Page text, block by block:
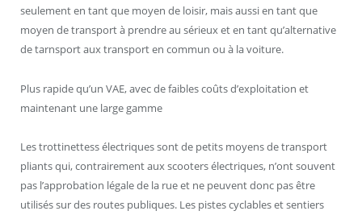
seulement en tant que moyen de loisir, mais aussi en tant que
moyen de transport à prendre au sérieux et en tant qu’alternative
de tarnsport aux transport en commun ou à la voiture.
Plus rapide qu’un VAE, avec de faibles coûts d’exploitation et
maintenant une large gamme
Les trottinettess électriques sont de petits moyens de transport
pliants qui, contrairement aux scooters électriques, n’ont souvent
pas l’approbation légale de la rue et ne peuvent donc pas être
utilisés sur des routes publiques. Les pistes cyclables et sentiers